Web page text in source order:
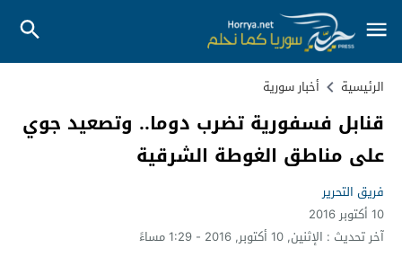
الرئيسية أخبار سورية
قنابل فسفورية تضرب دوما.. وتصعيد جوي
على مناطق الغوطة الشرقية
فريق التحرير
10 أكتوبر 2016
آخر تحديث : الإثنين, 10 أكتوبر, 2016 - 1:29 مساءً